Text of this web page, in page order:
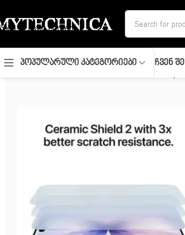
Skip to main content
Პოპულარული Კატეგორიები Ჩვენ